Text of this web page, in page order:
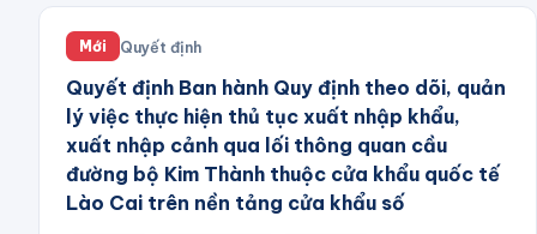
Mới Quyết định
Quyết định Ban hành Quy định theo dõi, quản
lý việc thực hiện thủ tục xuất nhập khẩu,
xuất nhập cảnh qua lối thông quan cầu
đường bộ Kim Thành thuộc cửa khẩu quốc tế
Lào Cai trên nền tảng cửa khẩu số